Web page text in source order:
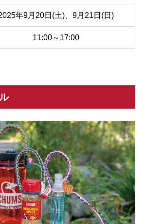
年9月20日(土)、9月21日(日)
11:00～17:00